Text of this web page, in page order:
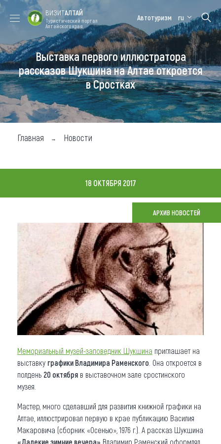
Форум VISIT
ALTAI
Цветение
маральника
Медицинский
форум
Алтайская
зимовка
Туры
Где побывать
Чем заняться
Карта
Что привезти (сувениры)
О регионе
Коллекция впечатлений
Другие рубрики
ВИЗИТАЛТАЙ
Туристический портал
Алтайского края
Автотуризм ru
Выставка первого иллюстратора
рассказов Шукшина на Алтае откроется
в Сростках
Главная Новости
18 ОКТЯБРЯ 2017
АРХИВ НОВОСТЕЙ
Мемориальный музей-заповедник Шукшина приглашает на
выставку графики Владимира Раменского . Она откроется в
полдень 20 октября в выставочном зале сростинского
музея.
Мастер, много сделавший для развития книжной графики на
Алтае, иллюстрировал первую в крае публикацию Василия
Макаровича (сборник «Осенью», 1976 г.). А рассказ Шукшина
«Далекие зимние вечера» Владимир Раменский оформлял